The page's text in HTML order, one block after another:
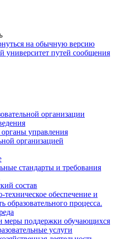
на обычную версию
организации
управления
организацией
стандарты и требования
состав
техническое обеспечение и
образовательного процесса.
меры поддержки обучающихся
услуги